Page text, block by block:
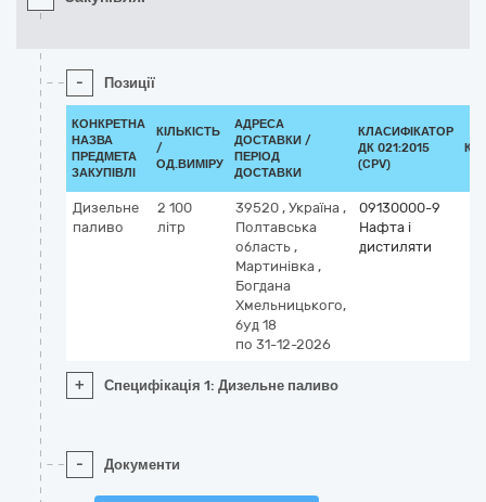
- Позиції
КОНКРЕТНА
НАЗВА
ПРЕДМЕТА
ЗАКУПІВЛІ
КІЛЬКІСТЬ
/
ОД.ВИМІРУ
АДРЕСА
ДОСТАВКИ /
ПЕРІОД
ДОСТАВКИ
КЛАСИФІКАТОР
ДК 021:2015
(CPV)
Дизельне
паливо
2 100
літр
39520 , Україна ,
Полтавська
область ,
Мартинівка ,
Богдана
Хмельницького,
буд 18
по 31-12-2026
09130000-9
Нафта і
дистиляти
+ Специфікація 1: Дизельне паливо
- Документи